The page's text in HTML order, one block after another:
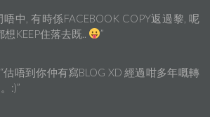
唔中, 有時係FACEBOOK COPY返過黎, 呢
KEEP住落去既..
”
估唔到你仲有寫BLOG XD 經過咁多年嘅轉
:)”